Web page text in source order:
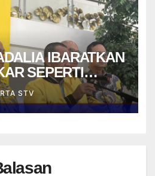
IBARATKAN
SEPERTI
PERMAINAN
STV